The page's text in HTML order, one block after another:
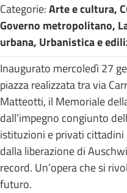
Categorie:Arte e cultura,
Governo metropolitano,
urbana, Urbanistica e
Inaugurato mercoledì 27
piazza realizzata tra via
Matteotti, il Memoriale
dall’impegno congiunto
istituzioni e privati
dalla liberazione di
record. Un’opera che si
futuro.